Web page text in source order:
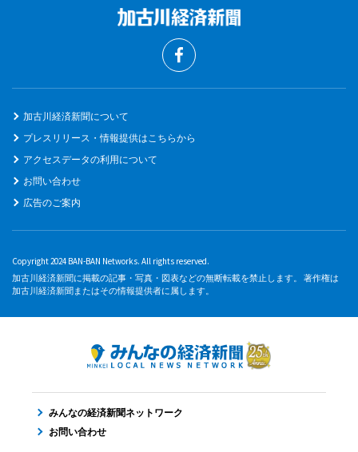
加古川経済新聞について
プレスリリース・情報提供はこちらから
アクセスデータの利用について
お問い合わせ
広告のご案内
Copyright 2024 BAN-BAN Networks. All rights reserved.
加古川経済新聞に掲載の記事・写真・図表などの無断転載を禁止します。 著作権は
加古川経済新聞またはその情報提供者に属します。
みんなの経済新聞ネットワーク
お問い合わせ